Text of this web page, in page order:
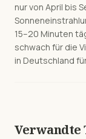
nur von April bis
15–20 Minuten
schwach für die
in Deutschland
Verwandte